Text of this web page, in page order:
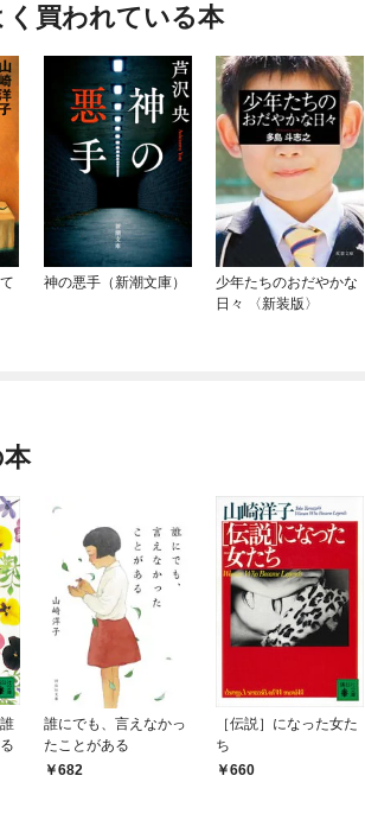
く買われている本
神の悪手（新潮文庫）
少年たちのおだやかな
日々 〈新装版〉
誰にでも、言えなかっ
たことがある
682
［伝説］になった女た
ち
660